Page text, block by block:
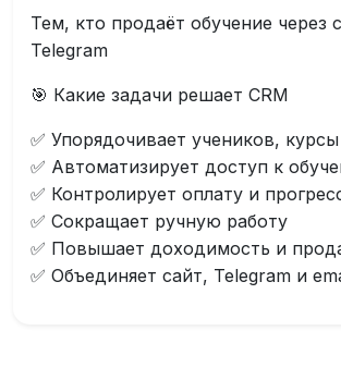
Тем, кто продаёт обучение через
Telegram
🎯 Какие задачи решает CRM
✅ Упорядочивает учеников,
✅ Автоматизирует доступ к
✅ Контролирует оплату и
✅ Сокращает ручную работу
✅ Повышает доходимость и
✅ Объединяет сайт, Telegram и